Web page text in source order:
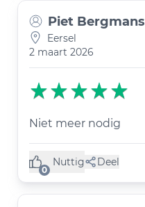
Piet Bergmans
Eersel
2 maart 2026
Niet meer nodig
0
Nuttig
(0 like) Deel